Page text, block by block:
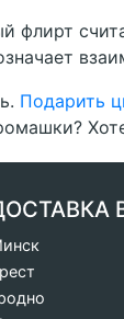
флирт
Подарить